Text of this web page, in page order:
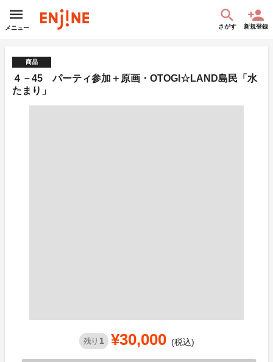
メニュー さがす 新規登録
商品
４－45 パーティ参加＋原画・OTOGI☆LAND島民「水
たまり」
残り 1 ¥30,000 (税込)